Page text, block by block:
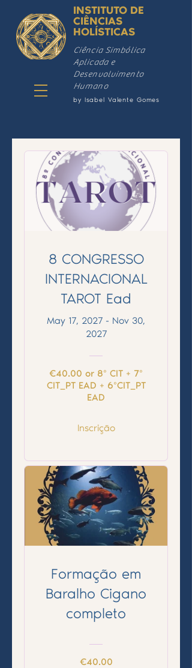
INSTITUTO DE
CIÊNCIAS
HOLÍSTICAS
by Isabel Valente Gomes
Ciência Simbólica
Aplicada e
Desenvolvimento
Humano
8 CONGRESSO
INTERNACIONAL
TAROT Ead
May 17, 2027 - Nov 30,
2027
€40.00 or 8º CIT + 7º
CIT_PT EAD + 6ºCIT_PT
EAD
Inscrição
Formação em
Baralho Cigano
completo
€40.00